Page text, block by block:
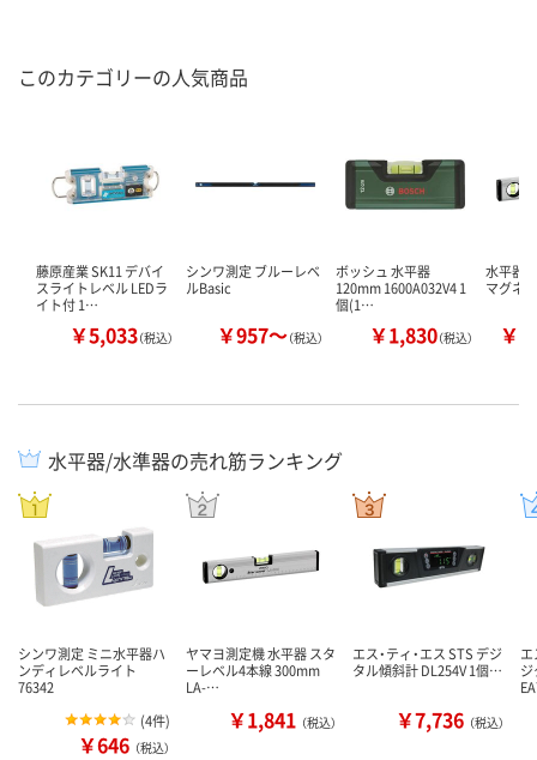
このカテゴリーの人気商品
藤原産業 SK11 デバイ
スライトレベル LEDラ
イト付 1…
￥5,033（税込）
シンワ測定 ブルーレベ
ルBasic
￥957～（税込）
ボッシュ 水平器
120mm 1600A032V4 1
個(1…
￥1,830（税込）
水平器
マグネ
￥
水平器/水準器の売れ筋ランキング
シンワ測定 ミニ水平器ハ
ンディレベルライト
76342
(4件)
￥646 （税込）
ヤマヨ測定機 水平器 スタ
ーレベル4本線 300mm
LA-…
￥1,841 （税込）
エス・ティ・エス STS デジ
タル傾斜計 DL254V 1個…
￥7,736 （税込）